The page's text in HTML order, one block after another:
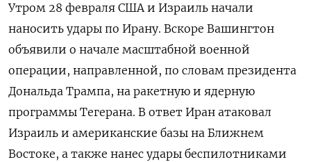
Утром 28 февраля США и Израиль начали
наносить удары по Ирану. Вскоре Вашингтон
объявили о начале масштабной военной
операции, направленной, по словам президента
Дональда Трампа, на ракетную и ядерную
программы Тегерана. В ответ Иран атаковал
Израиль и американские базы на Ближнем
Востоке, а также нанес удары беспилотниками